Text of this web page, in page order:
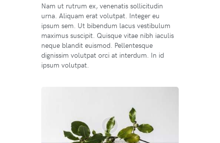
Nam ut rutrum ex, venenatis sollicitudin
urna. Aliquam erat volutpat. Integer eu
ipsum sem. Ut bibendum lacus vestibulum
maximus suscipit. Quisque vitae nibh iaculis
neque blandit euismod. Pellentesque
dignissim volutpat orci at interdum. In id
ipsum volutpat.